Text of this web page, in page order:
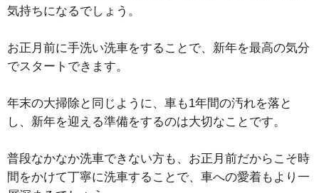
気持ちになるでしょう。
お正月前に手洗い洗車をすることで、新年を最高の気分
でスタートできます。
年末の大掃除と同じように、車も1年間の汚れを落と
し、新年を迎える準備をするのは大切なことです。
普段なかなか洗車できない方も、お正月前だからこそ時
間をかけて丁寧に洗車することで、車への愛着もより一